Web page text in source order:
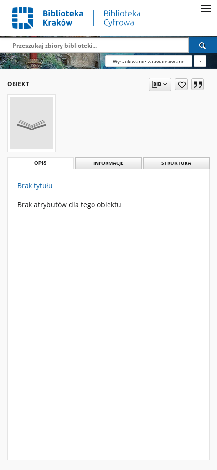
Wyszukiwanie zaawansowane ?
OBIEKT
OPIS INFORMACJE STRUKTURA
Brak tytułu
Brak atrybutów dla tego obiektu